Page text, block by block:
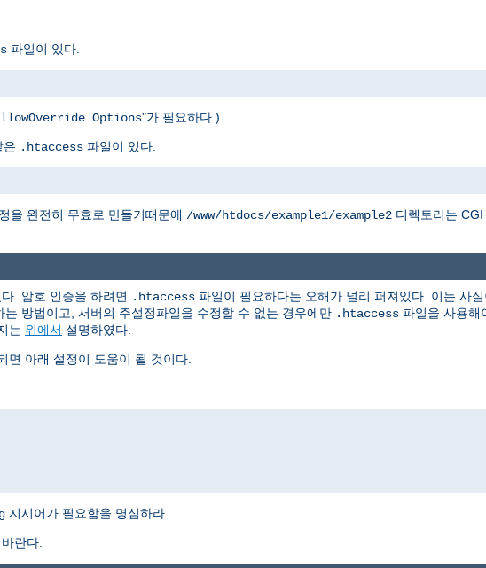
파일이 있다.
Options"가 필요하다.)
은 .htaccess 파일이 있다.
을 완전히 무효로 만들기때문에 /www/htdocs/example1/example2 디렉토리는
. 암호 인증을 하려면 .htaccess 파일이 필요하다는 오해가 널리 퍼져있다. 이는 사
방법이고, 서버의 주설정파일을 수정할 수 없는 경우에만 .htaccess 파일을 사용해
는 위에서 설명하였다.
면 아래 설정이 도움이 될 것이다.
지시어가 필요함을 명심하라.
란다.